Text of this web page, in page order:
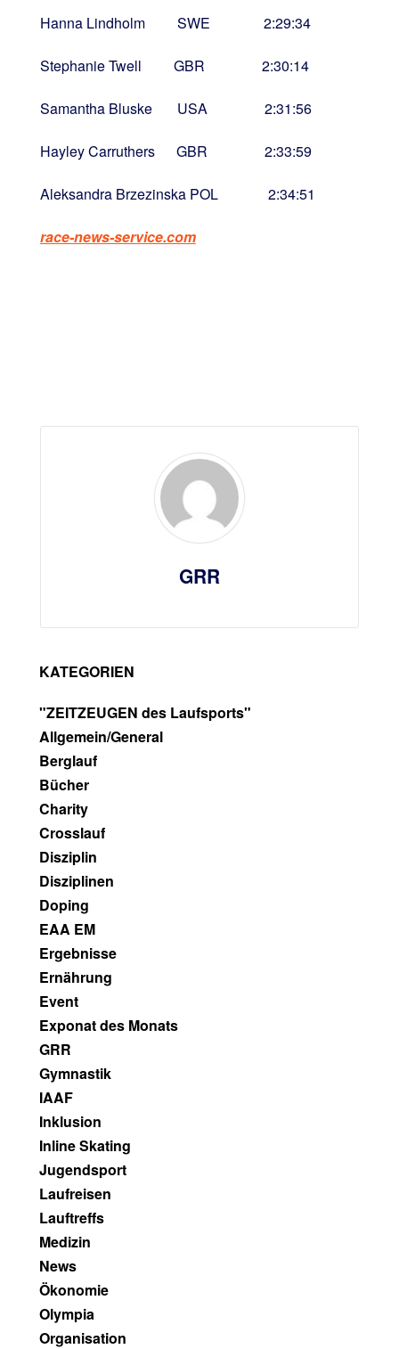
Hanna Lindholm SWE 2:29:34
Stephanie Twell GBR 2:30:14
Samantha Bluske USA 2:31:56
Hayley Carruthers GBR 2:33:59
Aleksandra Brzezinska POL 2:34:51
race-news-service.com
GRR
KATEGORIEN
"ZEITZEUGEN des Laufsports"
Allgemein/General
Berglauf
Bücher
Charity
Crosslauf
Disziplin
Disziplinen
Doping
EAA EM
Ergebnisse
Ernährung
Event
Exponat des Monats
GRR
Gymnastik
IAAF
Inklusion
Inline Skating
Jugendsport
Laufreisen
Lauftreffs
Medizin
News
Ökonomie
Olympia
Organisation